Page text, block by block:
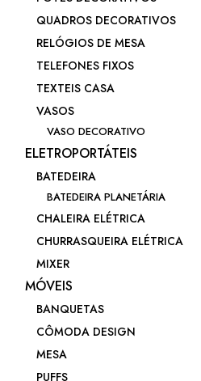
QUADROS DECORATIVOS
RELÓGIOS DE MESA
TELEFONES FIXOS
TEXTEIS CASA
VASOS
VASO DECORATIVO
ELETROPORTÁTEIS
BATEDEIRA
BATEDEIRA PLANETÁRIA
CHALEIRA ELÉTRICA
CHURRASQUEIRA ELÉTRICA
MIXER
MÓVEIS
BANQUETAS
CÔMODA DESIGN
MESA
PUFFS